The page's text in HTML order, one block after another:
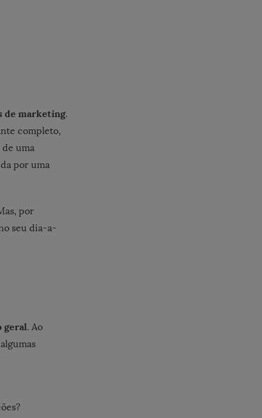
de marketing.
completo,
uma
por uma
por
seu dia-a-
geral. Ao